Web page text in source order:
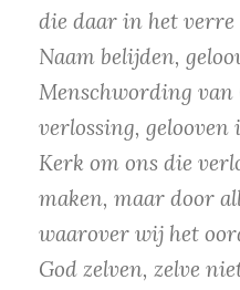
die daar in het verre
Naam belijden,
Menschwording van
verlossing,
Kerk om ons die
maken, maar door
waarover wij het
God zelven, zelve